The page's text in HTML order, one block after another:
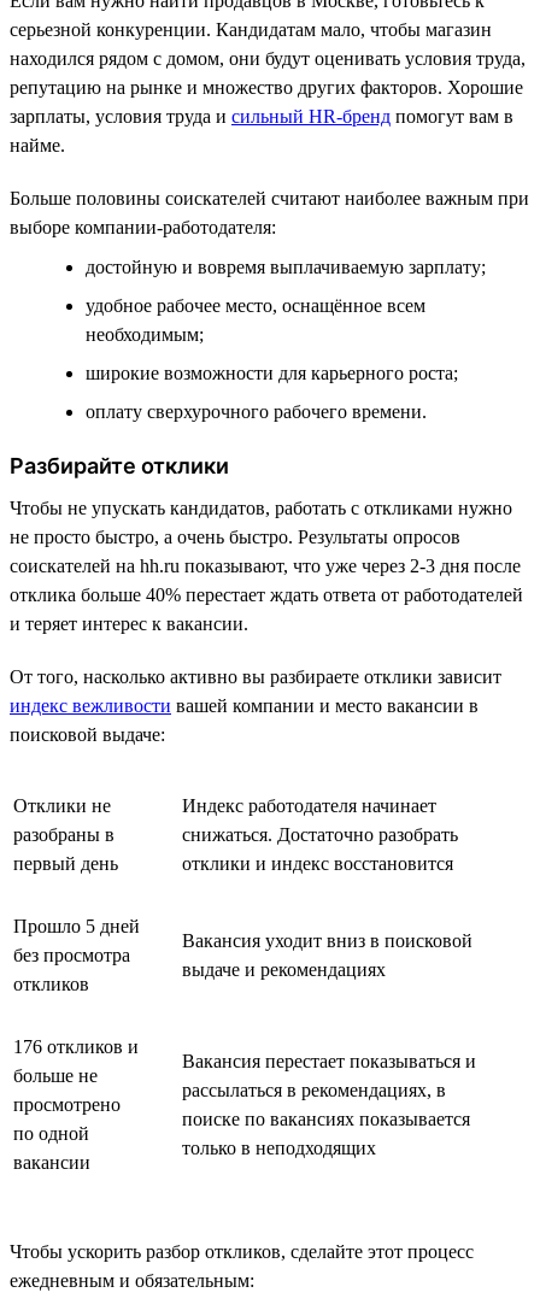
серьезной конкуренции. Кандидатам мало, чтобы магазин
находился рядом с домом, они будут оценивать условия труда,
репутацию на рынке и множество других факторов. Хорошие
зарплаты, условия труда и сильный HR-бренд помогут вам в
найме.
Больше половины соискателей считают наиболее важным при
выборе компании-работодателя:
достойную и вовремя выплачиваемую зарплату;
удобное рабочее место, оснащённое всем
необходимым;
широкие возможности для карьерного роста;
оплату сверхурочного рабочего времени.
Разбирайте отклики
Чтобы не упускать кандидатов, работать с откликами нужно
не просто быстро, а очень быстро. Результаты опросов
соискателей на hh.ru показывают, что уже через 2-3 дня после
отклика больше 40% перестает ждать ответа от работодателей
и теряет интерес к вакансии.
От того, насколько активно вы разбираете отклики зависит
индекс вежливости вашей компании и место вакансии в
поисковой выдаче:
Отклики не
разобраны в
первый день
Индекс работодателя начинает
снижаться. Достаточно разобрать
отклики и индекс восстановится
Прошло 5 дней
без просмотра
откликов
Вакансия уходит вниз в поисковой
выдаче и рекомендациях
176 откликов и
больше не
просмотрено
по одной
вакансии
Вакансия перестает показываться и
рассылаться в рекомендациях, в
поиске по вакансиях показывается
только в неподходящих
Чтобы ускорить разбор откликов, сделайте этот процесс
ежедневным и обязательным: